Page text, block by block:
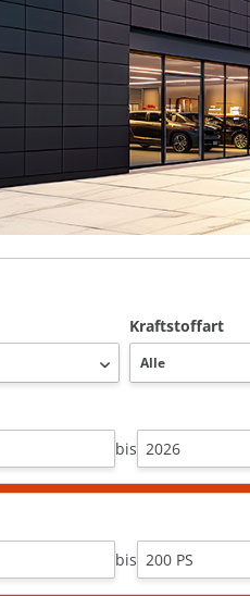
Kraftstoffart
bis
bis